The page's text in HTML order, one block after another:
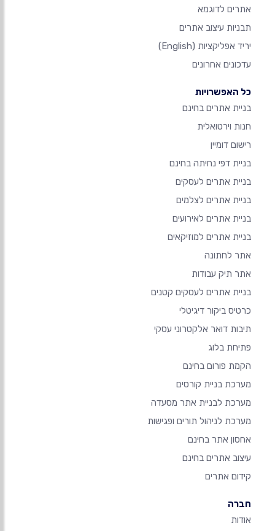
אתרים לדוגמא
תבניות עיצוב אתרים
יריד אפליקציות (English)
עדכונים אחרונים
כל האפשרויות
בניית אתרים בחינם
חנות וירטואלית
רישום דומיין
בניית דפי נחיתה בחינם
בניית אתרים לעסקים
בניית אתרים לצלמים
בניית אתרים לאירועים
בניית אתרים למוזיקאים
אתר לחתונה
אתר תיק עבודות
בניית אתרים לעסקים קטנים
כרטיס ביקור דיגיטלי
תיבות דואר אלקטרוני עסקי
פתיחת בלוג
הקמת פורום בחינם
מערכת בניית קורסים
מערכת לבניית אתר מסעדה
מערכת לניהול תורים ופגישות
אחסון אתר בחינם
עיצוב אתרים בחינם
קידום אתרים
חברה
אודות